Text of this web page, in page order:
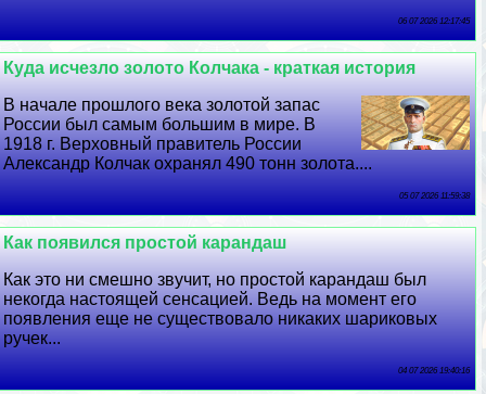
06 07 2026 12:17:45
Куда исчезло золото Колчака - краткая история
В начале прошлого века золотой запас
России был самым большим в мире. В
1918 г. Верховный правитель России
Александр Колчак охранял 490 тонн золота....
05 07 2026 11:59:38
Как появился простой карандаш
Как это ни смешно звучит, но простой карандаш был
некогда настоящей сенсацией. Ведь на момент его
появления еще не существовало никаких шариковых
ручек...
04 07 2026 19:40:16